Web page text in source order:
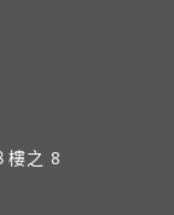
樓之 8